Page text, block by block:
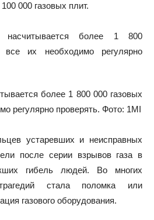
000 газовых плит.
более 1 800 000 газовых
регулярно проверять. Фото: 1MI
устаревших и неисправных
после серии взрывов газа в
гибель людей. Во многих
стала поломка или
газового оборудования.